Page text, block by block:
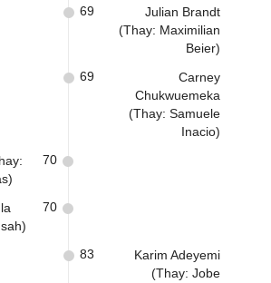
Julian Brandt
(Thay: Maximilian
Beier)
69
Carney
Chukwuemeka
(Thay: Samuele
Inacio)
69
70
70
Karim Adeyemi
(Thay: Jobe
83